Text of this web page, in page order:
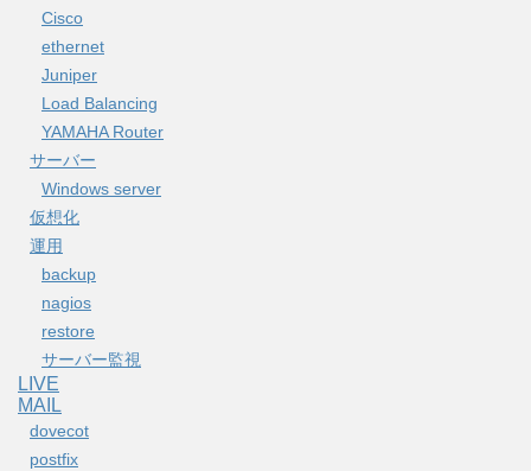
Cisco
ethernet
Juniper
Load Balancing
YAMAHA Router
サーバー
Windows server
仮想化
運用
backup
nagios
restore
サーバー監視
LIVE
MAIL
dovecot
postfix